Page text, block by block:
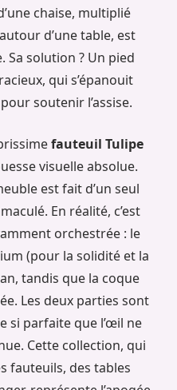
chaise, multiplié
d’une table, est
solution ? Un pied
qui s’épanouit
soutenir l’assise.
fauteuil Tulipe
visuelle absolue.
est fait d’un seul
En réalité, c’est
orchestrée : le
(pour la solidité et la
tandis que la coque
Les deux parties sont
si parfaite que l’œil ne
Cette collection, qui
fauteuils, des tables